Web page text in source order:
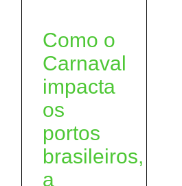
Como o
Carnaval
impacta
os
portos
brasileiros,
a